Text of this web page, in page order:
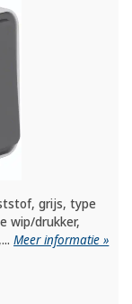
grijs, type
wip/drukker,
Meer informatie »